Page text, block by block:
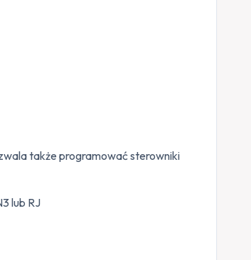
także programować sterowniki
lub RJ